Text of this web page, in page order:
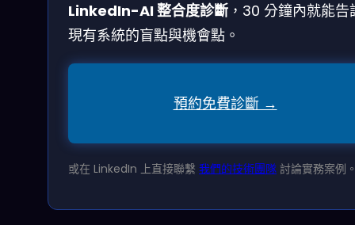
LinkedIn-AI 整合度診斷 ，30 分鐘內就能告
現有系統的盲點與機會點。
預約免費診斷 →
或在 LinkedIn 上直接聯繫 我們的技術團隊 討論實務案例